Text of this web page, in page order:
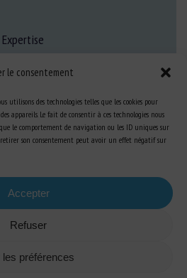
le consentement
utilisons des technologies telles que les cookies pour
appareils. Le fait de consentir à ces technologies nous
le comportement de navigation ou les ID uniques sur
retirer son consentement peut avoir un effet négatif sur
Accepter
Refuser
les préférences
Expertise
-Confidentialité-Cookies